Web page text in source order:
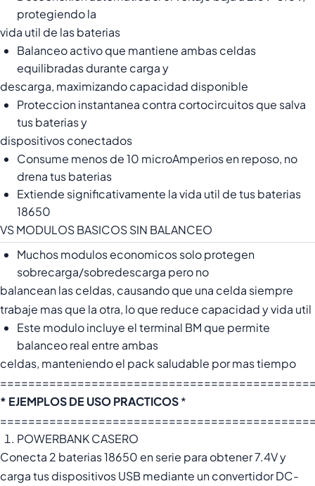
protegiendo la
vida util de las baterias
Balanceo activo que mantiene ambas celdas
equilibradas durante carga y
descarga, maximizando capacidad disponible
Proteccion instantanea contra cortocircuitos que salva
tus baterias y
dispositivos conectados
Consume menos de 10 microAmperios en reposo, no
drena tus baterias
Extiende significativamente la vida util de tus baterias
18650
VS MODULOS BASICOS SIN BALANCEO
Muchos modulos economicos solo protegen
sobrecarga/sobredescarga pero no
balancean las celdas, causando que una celda siempre
trabaje mas que la otra, lo que reduce capacidad y vida util
Este modulo incluye el terminal BM que permite
balanceo real entre ambas
celdas, manteniendo el pack saludable por mas tiempo
* EJEMPLOS DE USO PRACTICOS*
POWERBANK CASERO
Conecta 2 baterias 18650 en serie para obtener 7.4V y
carga tus dispositivos USB mediante un convertidor DC-